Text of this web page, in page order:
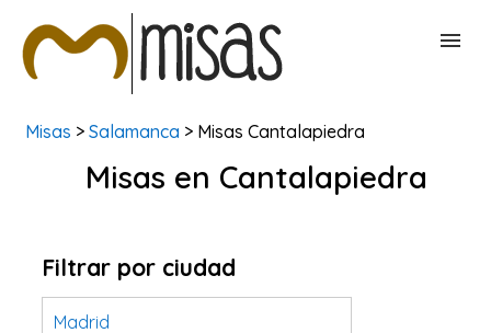
BUSCAR MISAS
Misas > Salamanca > Misas Cantalapiedra
Misas en Cantalapiedra
Filtrar por ciudad
Madrid